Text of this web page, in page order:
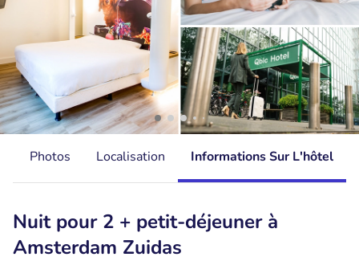
Photos Localisation Informations Sur L'hôtel
Nuit pour 2 + petit-déjeuner à
Amsterdam Zuidas